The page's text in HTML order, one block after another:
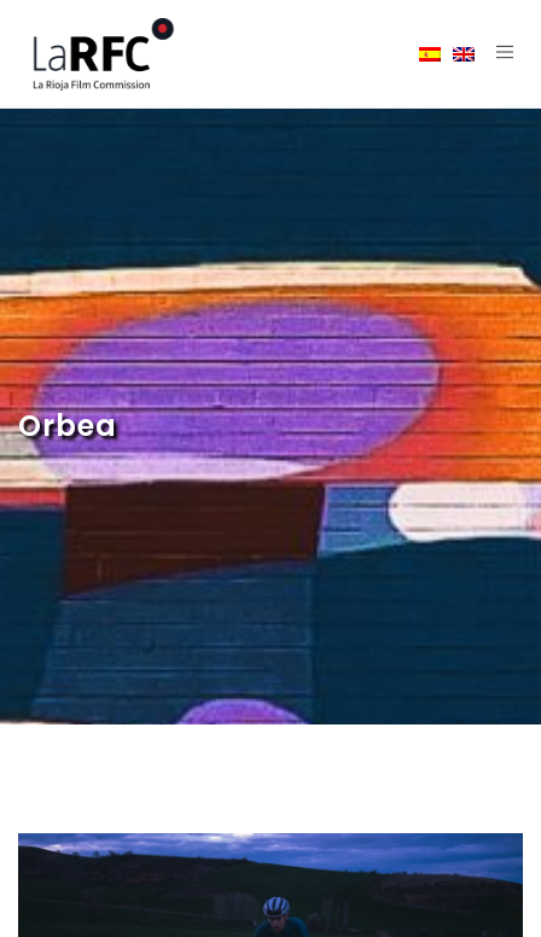
Orbea